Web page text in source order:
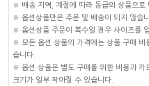
※ 배송 지역, 계절에 따라 동급의 상품으로
※ 옵션상품만은 주문 및 배송이 되지 않습
※ 옵션상품 주문이 복수일 경우 사이즈를
※ 모든 옵션 상품의 가격에는 상품 구매 비
습니다.
※ 옵션 상품은 별도 구매를 위한 비용과 카
크기가 일부 작아질 수 있습니다.